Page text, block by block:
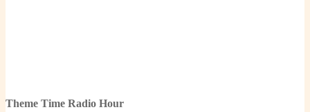
Theme Time Radio Hour